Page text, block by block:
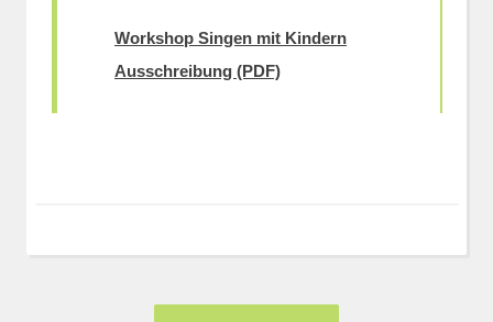
Workshop Singen mit Kindern
Ausschreibung (PDF)